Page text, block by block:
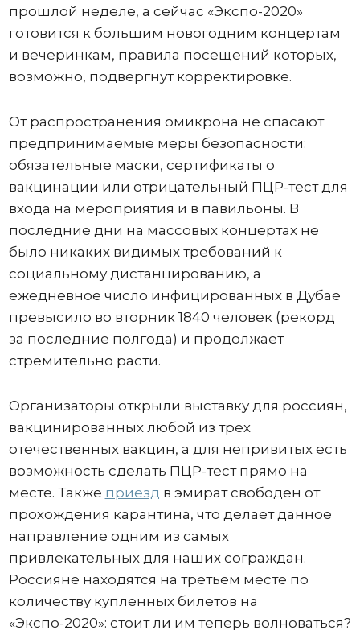
прошлой неделе, а сейчас «Экспо-2020»
готовится к большим новогодним концертам
и вечеринкам, правила посещений которых,
возможно, подвергнут корректировке.
От распространения омикрона не спасают
предпринимаемые меры безопасности:
обязательные маски, сертификаты о
вакцинации или отрицательный ПЦР-тест для
входа на мероприятия и в павильоны. В
последние дни на массовых концертах не
было никаких видимых требований к
социальному дистанцированию, а
ежедневное число инфицированных в Дубае
превысило во вторник 1840 человек (рекорд
за последние полгода) и продолжает
стремительно расти.
Организаторы открыли выставку для россиян,
вакцинированных любой из трех
отечественных вакцин, а для непривитых есть
возможность сделать ПЦР-тест прямо на
месте. Также приезд в эмират свободен от
прохождения карантина, что делает данное
направление одним из самых
привлекательных для наших сограждан.
Россияне находятся на третьем месте по
количеству купленных билетов на
«Экспо-2020»: стоит ли им теперь волноваться?